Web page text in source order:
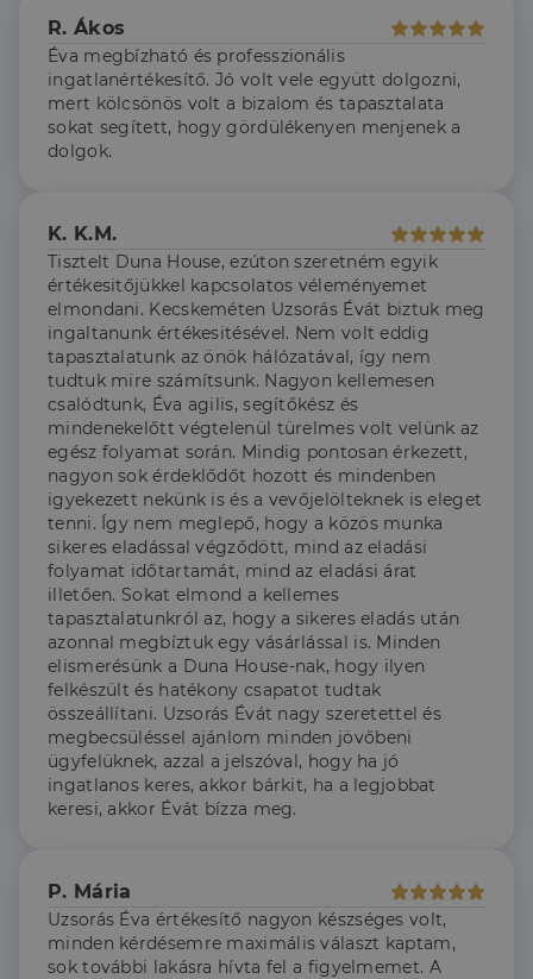
R. Ákos
Éva megbízható és professzionális
ingatlanértékesítő. Jó volt vele együtt dolgozni,
mert kölcsönös volt a bizalom és tapasztalata
sokat segített, hogy gördülékenyen menjenek a
dolgok.
K. K.M.
Tisztelt Duna House, ezúton szeretném egyik
értékesitőjükkel kapcsolatos véleményemet
elmondani. Kecskeméten Uzsorás Évát biztuk meg
ingaltanunk értékesitésével. Nem volt eddig
tapasztalatunk az önök hálózatával, így nem
tudtuk mire számítsunk. Nagyon kellemesen
csalódtunk, Éva agilis, segítőkész és
mindenekelőtt végtelenül türelmes volt velünk az
egész folyamat során. Mindig pontosan érkezett,
nagyon sok érdeklődőt hozott és mindenben
igyekezett nekünk is és a vevőjelölteknek is eleget
tenni. Így nem meglepő, hogy a közös munka
sikeres eladással végződött, mind az eladási
folyamat időtartamát, mind az eladási árat
illetően. Sokat elmond a kellemes
tapasztalatunkról az, hogy a sikeres eladás után
azonnal megbíztuk egy vásárlással is. Minden
elismerésünk a Duna House-nak, hogy ilyen
felkészült és hatékony csapatot tudtak
összeállítani. Uzsorás Évát nagy szeretettel és
megbecsüléssel ajánlom minden jövőbeni
ügyfelüknek, azzal a jelszóval, hogy ha jó
ingatlanos keres, akkor bárkit, ha a legjobbat
keresi, akkor Évát bízza meg.
P. Mária
Uzsorás Éva értékesítő nagyon készséges volt,
minden kérdésemre maximális választ kaptam,
sok további lakásra hívta fel a figyelmemet. A
süti, amely biztosítja
_ga
Google LLC
.dh.hu
1 év 1
hónap
Ez a cookie-név
társítva van a Google
Universal Analytics-
süti az egyedi
felhasználók
szolgál,
véletlenszerűen
generált szám
hozzárendelésével
kliens
A webhely minden
oldalkérésében
jelentések látogatói,
munkamenet- és
kampányadatainak
kiszámítására
használja a
reklámról,
amelyet a
végfelhasználó
láthatott,
bcookie
Corporation
.linkedin.com
Ez egy
első féltől
származó
sütik, amely a
weboldal
tartalmának
közösségi
médián
keresztül
szolgál.
_fbp
Meta Platform
Inc.
.dh.hu
2
hónap
4 hét
A Facebook
egy sor olyan
reklámtermék
szállítására
használja,
mint például
valós idejű
hirdetőitől
_gcl_au
Google LLC
.dh.hu
2
hónap
4 hét
Ezt a cookie-t
a Doubleclick
állítja be, és
információkat
szolgáltat
arról, hogy a
végfelhasználó
hogyan
használja a
láthatott,
mielőtt
meglátogatta
az említett
weboldalt.